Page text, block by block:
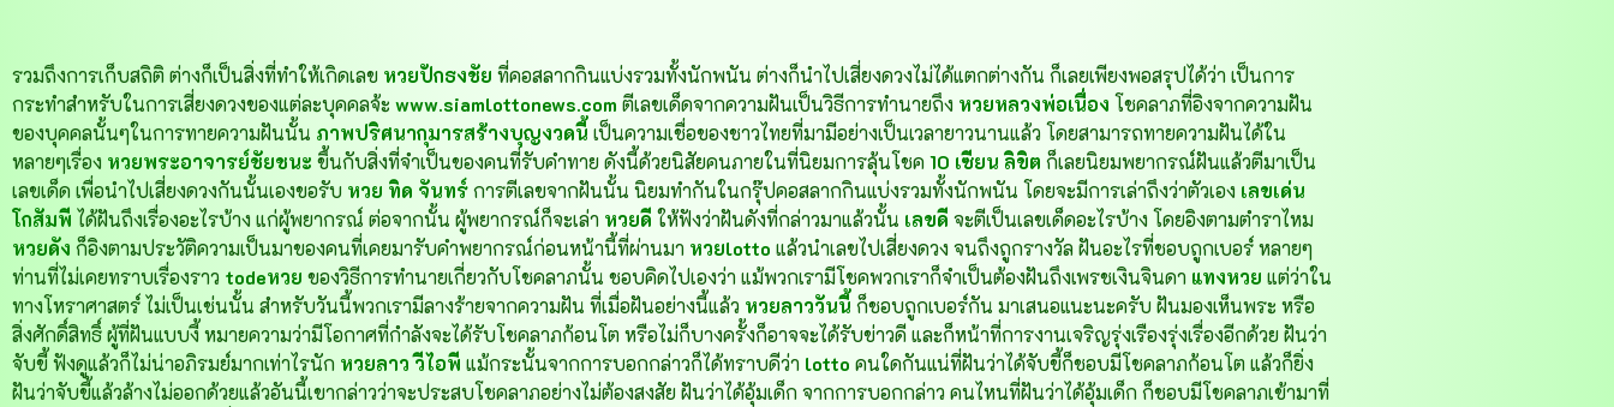
รวมถึงการเก็บสถิติ ต่างก็เป็นสิ่งที่ทำให้เกิดเลข หวยปักธงชัย ที่คอสลากกินแบ่งรวมทั้งนักพนัน ต่างก็นำไปเสี่ยงดวงไม่ได้แตกต่างกัน ก็เลยเพียงพอสรุปได้ว่า เป็นการ
กระทำสำหรับในการเสี่ยงดวงของแต่ละบุคคลจ้ะ www.siamlottonews.com ตีเลขเด็ดจากความฝันเป็นวิธีการทำนายถึง หวยหลวงพ่อเนื่อง โชคลาภที่อิงจากความฝัน
ของบุคคลนั้นๆในการทายความฝันนั้น ภาพปริศนากุมารสร้างบุญงวดนี้ เป็นความเชื่อของชาวไทยที่มามีอย่างเป็นเวลายาวนานแล้ว โดยสามารถทายความฝันได้ใน
หลายๆเรื่อง หวยพระอาจารย์ชัยชนะ ขึ้นกับสิ่งที่จำเป็นของคนที่รับคำทาย ดังนี้ด้วยนิสัยคนภายในที่นิยมการลุ้นโชค 10 เซียน ลิขิต ก็เลยนิยมพยากรณ์ฝันแล้วตีมาเป็น
เลขเด็ด เพื่อนำไปเสี่ยงดวงกันนั้นเองขอรับ หวย ทิด จันทร์การตีเลขจากฝันนั้น นิยมทำกันในกรุ๊ปคอสลากกินแบ่งรวมทั้งนักพนัน โดยจะมีการเล่าถึงว่าตัวเอง เลขเด่น
โกสัมพี ได้ฝันถึงเรื่องอะไรบ้าง แก่ผู้พยากรณ์ ต่อจากนั้น ผู้พยากรณ์ก็จะเล่า หวยดี ให้ฟังว่าฝันดังที่กล่าวมาแล้วนั้น เลขดี จะตีเป็นเลขเด็ดอะไรบ้าง โดยอิงตามตำราไหม
หวยดัง ก็อิงตามประวัติความเป็นมาของคนที่เคยมารับคำพยากรณ์ก่อนหน้านี้ที่ผ่านมา หวยlotto แล้วนำเลขไปเสี่ยงดวง จนถึงถูกรางวัล ฝันอะไรที่ชอบถูกเบอร์ หลายๆ
ท่านที่ไม่เคยทราบเรื่องราว todeหวย ของวิธีการทำนายเกี่ยวกับโชคลาภนั้น ชอบคิดไปเองว่า แม้พวกเรามีโชคพวกเราก็จำเป็นต้องฝันถึงเพรชเงินจินดา แทงหวย แต่ว่าใน
ทางโหราศาสตร์ ไม่เป็นเช่นนั้น สำหรับวันนี้พวกเรามีลางร้ายจากความฝัน ที่เมื่อฝันอย่างนี้แล้ว หวยลาววันนี้ ก็ชอบถูกเบอร์กัน มาเสนอแนะนะครับ ฝันมองเห็นพระ หรือ
สิ่งศักดิ์สิทธิ์ ผู้ที่ฝันแบบงี้ หมายความว่ามีโอกาศที่กำลังจะได้รับโชคลาภก้อนโต หรือไม่ก็บางครั้งก็อาจจะได้รับข่าวดี และก็หน้าที่การงานเจริญรุ่งเรืองรุ่งเรื่องอีกด้วย ฝันว่า
จับขี้ ฟังดูแล้วก็ไม่น่าอภิรมย์มากเท่าไรนัก หวยลาว วีไอพี แม้กระนั้นจากการบอกกล่าวก็ได้ทราบดีว่า lotto คนใดกันแน่ที่ฝันว่าได้จับขี้ก็ชอบมีโชคลาภก้อนโต แล้วก็ยิ่ง
ฝันว่าจับขี้แล้วล้างไม่ออกด้วยแล้วอันนี้เขากล่าวว่าจะประสบโชคลาภอย่างไม่ต้องสงสัย ฝันว่าได้อุ้มเด็ก จากการบอกกล่าว คนไหนที่ฝันว่าได้อุ้มเด็ก ก็ชอบมีโชคลาภเข้ามาที่